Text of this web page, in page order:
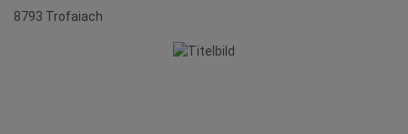
8793 Trofaiach